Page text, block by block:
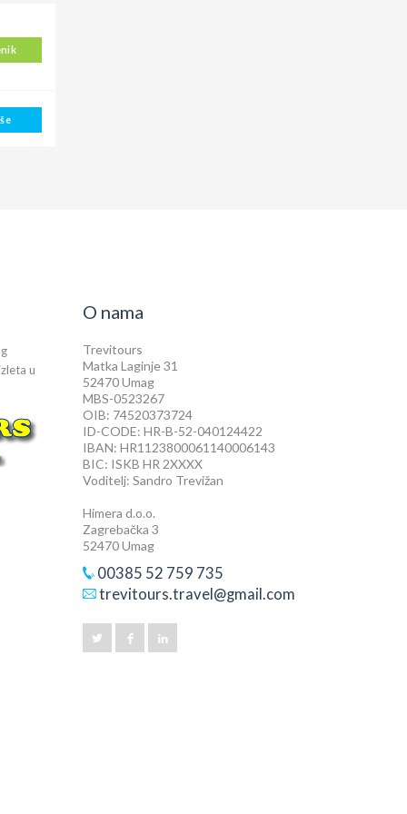
u
O nama
Trevitours
Matka Laginje 31
52470 Umag
MBS-0523267
OIB: 74520373724
ID-CODE: HR-B-52-040124422
IBAN: HR1123800061140006143
BIC: ISKB HR 2XXXX
Voditelj: Sandro Trevižan
Himera d.o.o.
Zagrebačka 3
52470 Umag
00385 52 759 735
trevitours.travel@gmail.com